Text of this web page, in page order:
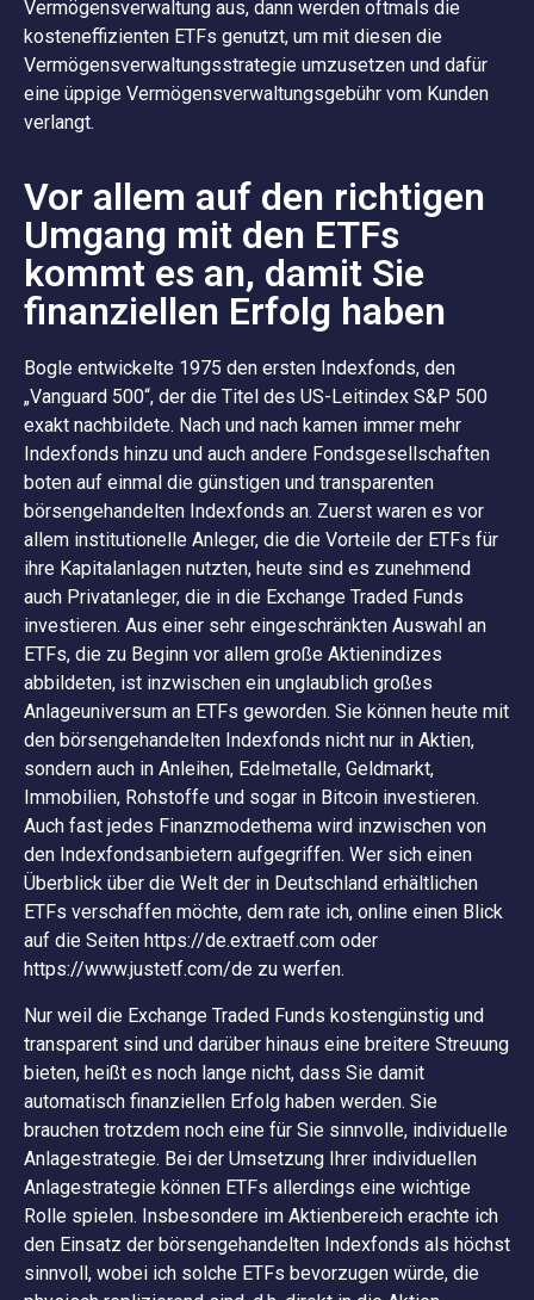
Vermögensverwaltung aus, dann werden oftmals die
kosteneffizienten ETFs genutzt, um mit diesen die
Vermögensverwaltungsstrategie umzusetzen und dafür
eine üppige Vermögensverwaltungsgebühr vom Kunden
verlangt.
Vor allem auf den richtigen
Umgang mit den ETFs
kommt es an, damit Sie
finanziellen Erfolg haben
Bogle entwickelte 1975 den ersten Indexfonds, den
„Vanguard 500“, der die Titel des US-Leitindex S&P 500
exakt nachbildete. Nach und nach kamen immer mehr
Indexfonds hinzu und auch andere Fondsgesellschaften
boten auf einmal die günstigen und transparenten
börsengehandelten Indexfonds an. Zuerst waren es vor
allem institutionelle Anleger, die die Vorteile der ETFs für
ihre Kapitalanlagen nutzten, heute sind es zunehmend
auch Privatanleger, die in die Exchange Traded Funds
investieren. Aus einer sehr eingeschränkten Auswahl an
ETFs, die zu Beginn vor allem große Aktienindizes
abbildeten, ist inzwischen ein unglaublich großes
Anlageuniversum an ETFs geworden. Sie können heute mit
den börsengehandelten Indexfonds nicht nur in Aktien,
sondern auch in Anleihen, Edelmetalle, Geldmarkt,
Immobilien, Rohstoffe und sogar in Bitcoin investieren.
Auch fast jedes Finanzmodethema wird inzwischen von
den Indexfondsanbietern aufgegriffen. Wer sich einen
Überblick über die Welt der in Deutschland erhältlichen
ETFs verschaffen möchte, dem rate ich, online einen Blick
auf die Seiten https://de.extraetf.com oder
https://www.justetf.com/de zu werfen.
Nur weil die Exchange Traded Funds kostengünstig und
transparent sind und darüber hinaus eine breitere Streuung
bieten, heißt es noch lange nicht, dass Sie damit
automatisch finanziellen Erfolg haben werden. Sie
brauchen trotzdem noch eine für Sie sinnvolle, individuelle
Anlagestrategie. Bei der Umsetzung Ihrer individuellen
Anlagestrategie können ETFs allerdings eine wichtige
Rolle spielen. Insbesondere im Aktienbereich erachte ich
den Einsatz der börsengehandelten Indexfonds als höchst
sinnvoll, wobei ich solche ETFs bevorzugen würde, die